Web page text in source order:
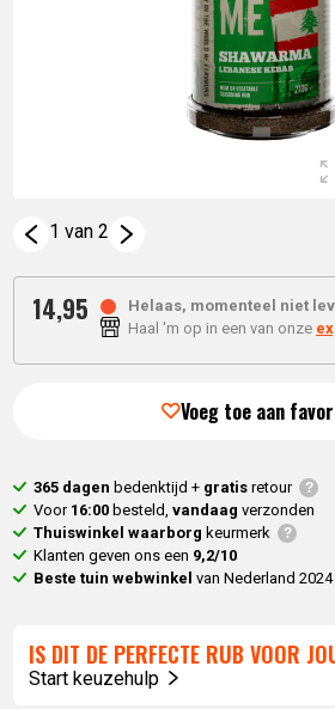
1 van 2
14,95
Helaas, momenteel niet
Haal 'm op in een van onze
Voeg toe aan
365 dagen bedenktijd + gratisretour
Voor 16:00 besteld,vandaag verzonden
Thuiswinkel waarborg keurmerk
Klanten geven ons een 9,2/10
Beste tuin webwinkel van Nederland 2024
IS DIT DE PERFECTE RUB VOOR
Start keuzehulp